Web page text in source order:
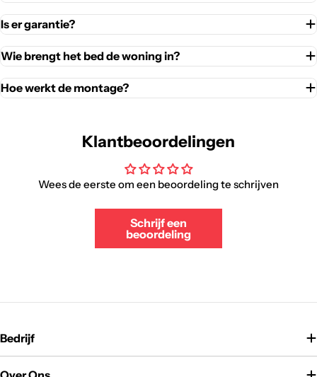
Is er garantie?
Wie brengt het bed de woning in?
Hoe werkt de montage?
Klantbeoordelingen
Wees de eerste om een beoordeling te schrijven
Schrijf een
beoordeling
Bedrijf